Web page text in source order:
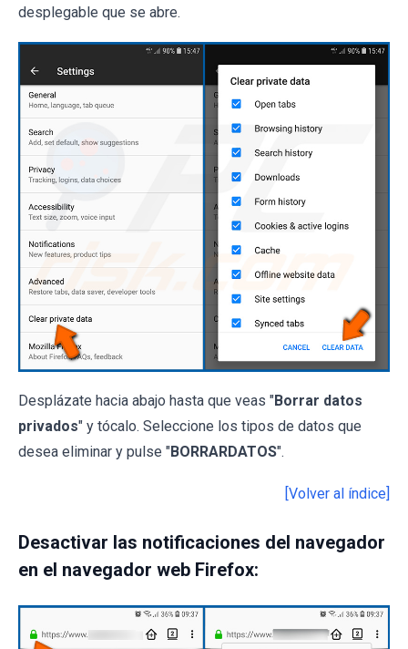
desplegable que se abre.
Desplázate hacia abajo hasta que veas "Borrar datos
privados" y tócalo. Seleccione los tipos de datos que
desea eliminar y pulse "BORRARDATOS".
[Volver al índice]
Desactivar las notificaciones del navegador
en el navegador web Firefox: